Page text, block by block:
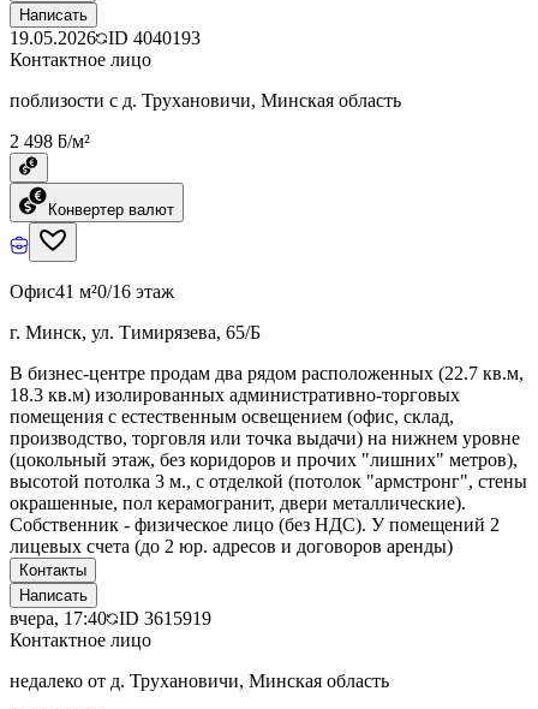
Написать
19.05.2026 ID 4040193
Контактное лицо
поблизости с д. Трухановичи, Минская область
2 498 ƃ/м²
Конвертер валют
Офис41 м²0/16 этаж
г. Минск, ул. Тимирязева, 65/Б
В бизнес-центре продам два рядом расположенных (22.7 кв.м,
18.3 кв.м) изолированных административно-торговых
помещения с естественным освещением (офис, склад,
производство, торговля или точка выдачи) на нижнем уровне
(цокольный этаж, без коридоров и прочих "лишних" метров),
высотой потолка 3 м., с отделкой (потолок "армстронг", стены
окрашенные, пол керамогранит, двери металлические).
Собственник - физическое лицо (без НДС). У помещений 2
лицевых счета (до 2 юр. адресов и договоров аренды)
Контакты
Написать
вчера, 17:40 ID 3615919
Контактное лицо
недалеко от д. Трухановичи, Минская область